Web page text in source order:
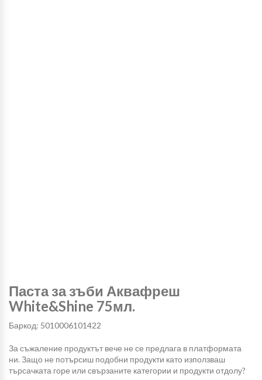
Паста за зъби Аквафреш
White&Shine 75мл.
Баркод: 5010006101422
За съжаление продуктът вече не се предлага в платформата
ни. Защо не потърсиш подобни продукти като използваш
търсачката горе или свързаните категории и продукти отдолу?